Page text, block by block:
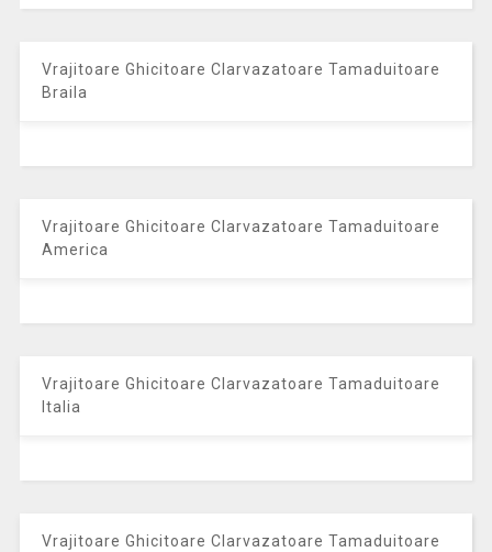
Vrajitoare Ghicitoare Clarvazatoare Tamaduitoare
Braila
Vrajitoare Ghicitoare Clarvazatoare Tamaduitoare
America
Vrajitoare Ghicitoare Clarvazatoare Tamaduitoare
Italia
Vrajitoare Ghicitoare Clarvazatoare Tamaduitoare